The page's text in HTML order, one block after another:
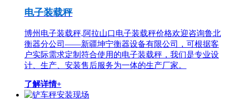
电子装载秤
博州电子装载秤,阿拉山口电子装载秤价格欢迎咨询鲁北
衡器分公司——新疆坤宁衡器设备有限公司，可根据客
户实际需求定制符合使用的电子装载秤，我们是专业设
计、生产、安装售后服务为一体的生产厂家。
了解详情+